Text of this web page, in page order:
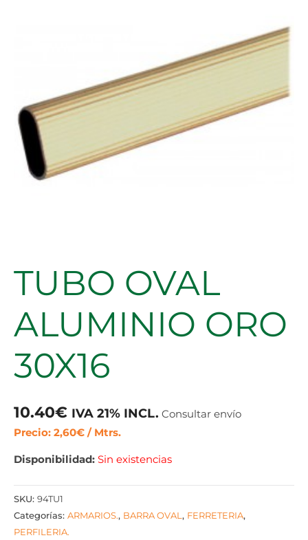
TUBO OVAL
ALUMINIO ORO
30X16
10.40€ IVA 21% INCL. Consultar envío
Precio: 2,60€ / Mtrs.
Disponibilidad: Sin existencias
SKU: 94TU1
Categorías: ARMARIOS., BARRA OVAL , FERRETERIA,
PERFILERIA.